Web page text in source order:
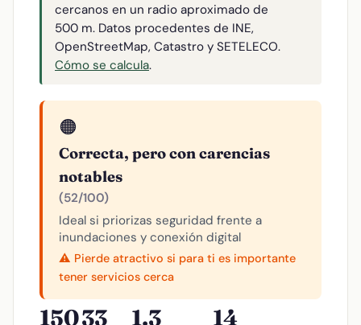
cercanos en un radio aproximado de
500 m. Datos procedentes de INE,
OpenStreetMap, Catastro y SETELECO.
Cómo se calcula.
🟠
Correcta, pero con carencias
notables
(52/100)
Ideal si priorizas seguridad frente a
inundaciones y conexión digital
⚠️ Pierde atractivo si para ti es importante
tener servicios cerca
15033 1.3 14